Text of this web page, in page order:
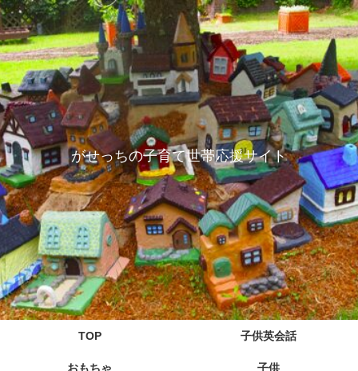
がせっちの子育て世帯応援サイト
TOP 子供英会話
おもちゃ 子供